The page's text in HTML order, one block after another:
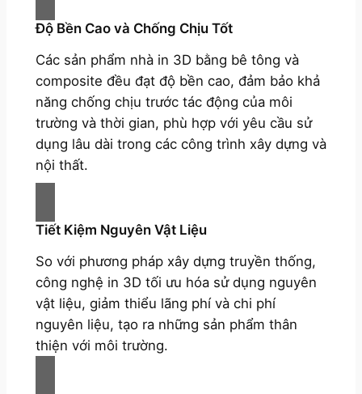
Độ Bền Cao và Chống Chịu Tốt
Các sản phẩm nhà in 3D bằng bê tông và
composite đều đạt độ bền cao, đảm bảo khả
năng chống chịu trước tác động của môi
trường và thời gian, phù hợp với yêu cầu sử
dụng lâu dài trong các công trình xây dựng và
nội thất.
Tiết Kiệm Nguyên Vật Liệu
So với phương pháp xây dựng truyền thống,
công nghệ in 3D tối ưu hóa sử dụng nguyên
vật liệu, giảm thiểu lãng phí và chi phí
nguyên liệu, tạo ra những sản phẩm thân
thiện với môi trường.